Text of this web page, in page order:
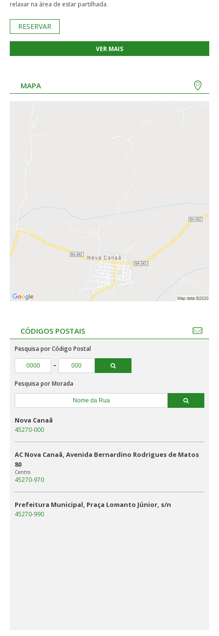
relaxar na área de estar partilhada.
RESERVAR
VER MAIS
MAPA
CÓDIGOS POSTAIS
Pesquisa por Código Postal
-
Pesquisa por Morada
Nova Canaã
45270-000
AC Nova Canaã, Avenida Bernardino Rodrigues de Matos
80
Centro
45270-970
Prefeitura Municipal, Praça Lomanto Júnior, s/n
45270-990